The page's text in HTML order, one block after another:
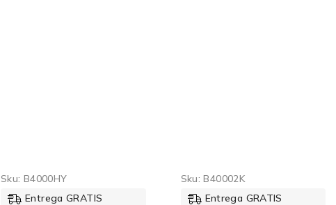
Sku: B4000HY
Entrega GRATIS
Sku:B40002K
Entrega GRATIS